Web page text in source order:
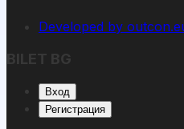
Developed by
BILET BG
Вход
Регистрация